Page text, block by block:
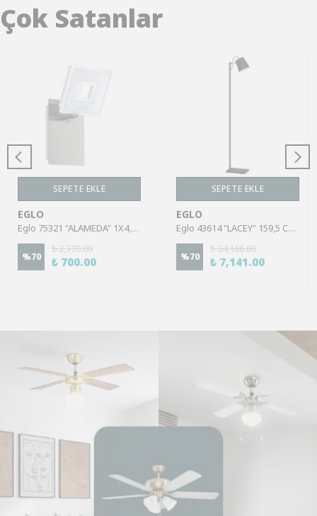
Çok Satanlar
SEPETE EKLE
EGLO
Eglo 75321 "ALAMEDA" 1X4,5W Çelik Nikel Mat Sıva Üstü Spot
%70
₺ 2,370.00
₺ 700.00
SEPETE EKLE
EGLO
Eglo 43614 "LACEY" 159,5 Cm Yüksekliğinde Çelik, Ahşap Köşe Lambası Lambader
%70
₺ 24,166.00
₺ 7,141.00